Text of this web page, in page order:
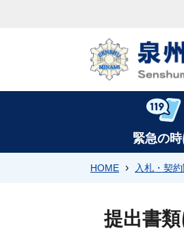
緊急の
HOME › 入札・契
提出書